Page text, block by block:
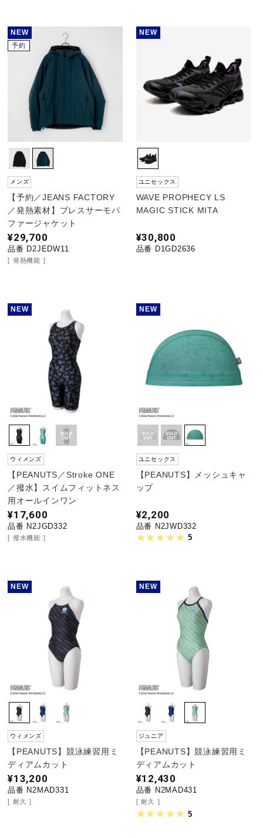
NEW
予約
メンズ
【予約／JEANS FACTORY
／発熱素材】ブレスサーモパ
ファージャケット
¥29,700
品番 D2JEDW11
発熱機能
NEW
ユニセックス
WAVE PROPHECY LS
MAGIC STICK MITA
¥30,800
品番 D1GD2636
NEW
ウィメンズ
【PEANUTS／Stroke ONE
／撥水】スイムフィットネス
用オールインワン
¥17,600
品番 N2JGD332
撥水機能
NEW
ユニセックス
【PEANUTS】メッシュキャ
ップ
¥2,200
品番 N2JWD332
5
NEW
ウィメンズ
【PEANUTS】競泳練習用ミ
ディアムカット
¥13,200
品番 N2MAD331
耐久
NEW
ジュニア
【PEANUTS】競泳練習用ミ
ディアムカット
¥12,430
品番 N2MAD431
耐久
5